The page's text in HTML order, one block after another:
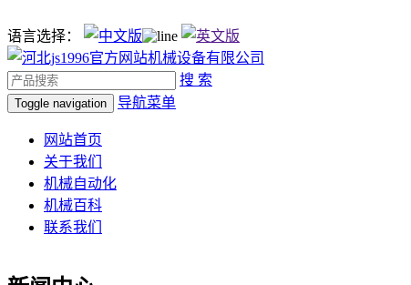
语言选择：
搜 索
Toggle navigation 导航菜单
网站首页
关于我们
机械自动化
机械百科
联系我们